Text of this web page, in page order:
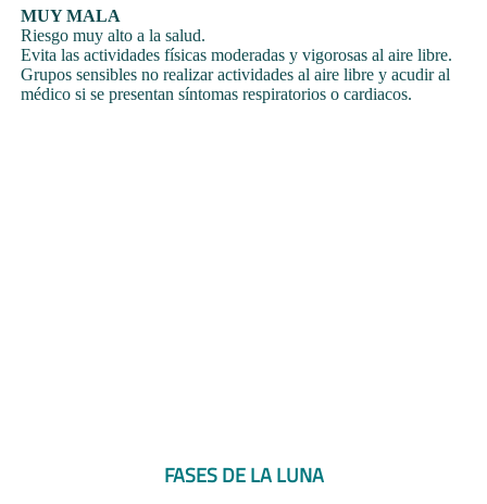
MUY MALA
Riesgo muy alto a la salud.
Evita las actividades físicas moderadas y vigorosas al aire libre.
Grupos sensibles no realizar actividades al aire libre y acudir al
médico si se presentan síntomas respiratorios o cardiacos.
FASES DE LA LUNA